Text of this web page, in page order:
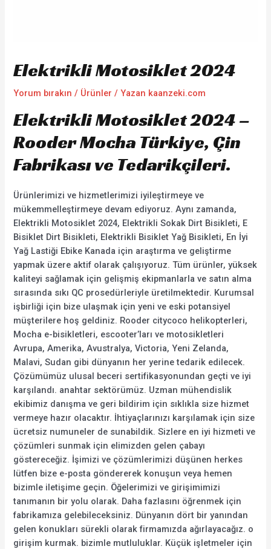
Elektrikli Motosiklet 2024
Yorum bırakın / Ürünler / Yazan kaanzeki.com
Elektrikli Motosiklet 2024 –
Rooder Mocha Türkiye, Çin
Fabrikası ve Tedarikçileri.
Ürünlerimizi ve hizmetlerimizi iyileştirmeye ve
mükemmelleştirmeye devam ediyoruz. Aynı zamanda,
Elektrikli Motosiklet 2024, Elektrikli Sokak Dirt Bisikleti, E
Bisiklet Dirt Bisikleti, Elektrikli Bisiklet Yağ Bisikleti, En İyi
Yağ Lastiği Ebike Kanada için araştırma ve geliştirme
yapmak üzere aktif olarak çalışıyoruz. Tüm ürünler, yüksek
kaliteyi sağlamak için gelişmiş ekipmanlarla ve satın alma
sırasında sıkı QC prosedürleriyle üretilmektedir. Kurumsal
işbirliği için bize ulaşmak için yeni ve eski potansiyel
müşterilere hoş geldiniz. Rooder citycoco helikopterleri,
Mocha e-bisikletleri, escooter’ları ve motosikletleri
Avrupa, Amerika, Avustralya, Victoria, Yeni Zelanda,
Malavi, Sudan gibi dünyanın her yerine tedarik edilecek.
Çözümümüz ulusal beceri sertifikasyonundan geçti ve iyi
karşılandı. anahtar sektörümüz. Uzman mühendislik
ekibimiz danışma ve geri bildirim için sıklıkla size hizmet
vermeye hazır olacaktır. İhtiyaçlarınızı karşılamak için size
ücretsiz numuneler de sunabildik. Sizlere en iyi hizmeti ve
çözümleri sunmak için elimizden gelen çabayı
göstereceğiz. İşimizi ve çözümlerimizi düşünen herkes
lütfen bize e-posta göndererek konuşun veya hemen
bizimle iletişime geçin. Öğelerimizi ve girişimimizi
tanımanın bir yolu olarak. Daha fazlasını öğrenmek için
fabrikamıza gelebileceksiniz. Dünyanın dört bir yanından
gelen konukları sürekli olarak firmamızda ağırlayacağız. o
girişim kurmak. bizimle mutluluklar. Küçük işletmeler için